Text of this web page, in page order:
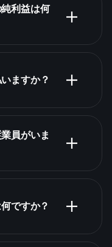
利益は何
ますか？
高配当
員がいま
ですか？